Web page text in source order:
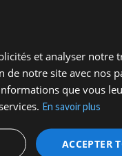
Synagogue
en ghetto à
de mémoires
aux Martyrs Juifs de
durant la
téléphone au 0493
et analyser notre
notre site avec nos
que vous
En savoir plus
ACCEPTER